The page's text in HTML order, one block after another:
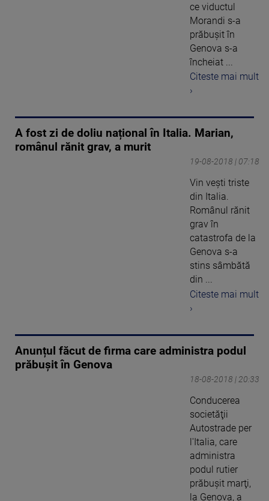
ce viductul
Morandi s-a
prăbuşit în
Genova s-a
încheiat ...
Citeste mai mult
›
A fost zi de doliu național în Italia. Marian,
românul rănit grav, a murit
19-08-2018 | 07:18
Vin veşti triste
din Italia.
Românul rănit
grav în
catastrofa de la
Genova s-a
stins sâmbătă
din ...
Citeste mai mult
›
Anunțul făcut de firma care administra podul
prăbuşit în Genova
18-08-2018 | 20:33
Conducerea
societăţii
Autostrade per
l'Italia, care
administra
podul rutier
prăbuşit marţi,
la Genova, a